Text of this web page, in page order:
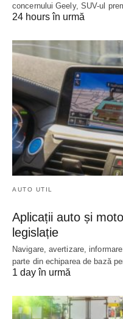
concernului Geely, SUV-ul
24 hours în urmă
AUTO UTIL
Aplicații auto și
legislație
Navigare, avertizare,
parte din echiparea de bază
1 day în urmă